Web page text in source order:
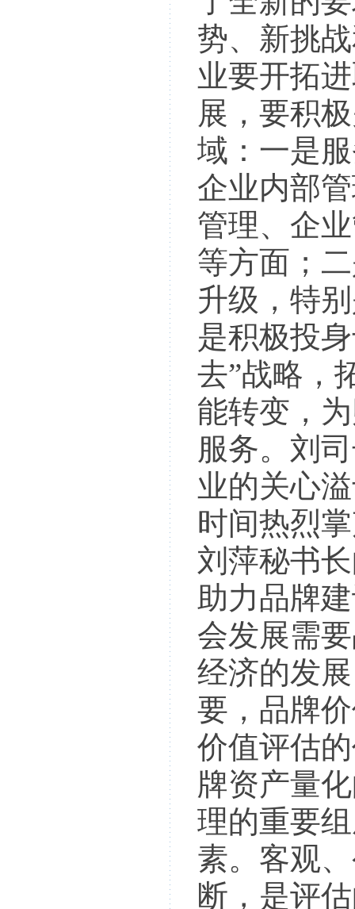
势、新挑
业要开拓
展，要积
域：一是
企业内部
管理、企
等方面；
升级，特
是积极投
去”战略，
能转变，
服务。刘
业的关心
时间热烈
刘萍秘书
助力品牌
会发展需
经济的发
要，品牌
价值评估
牌资产量
理的重要
素。客观
断，是评